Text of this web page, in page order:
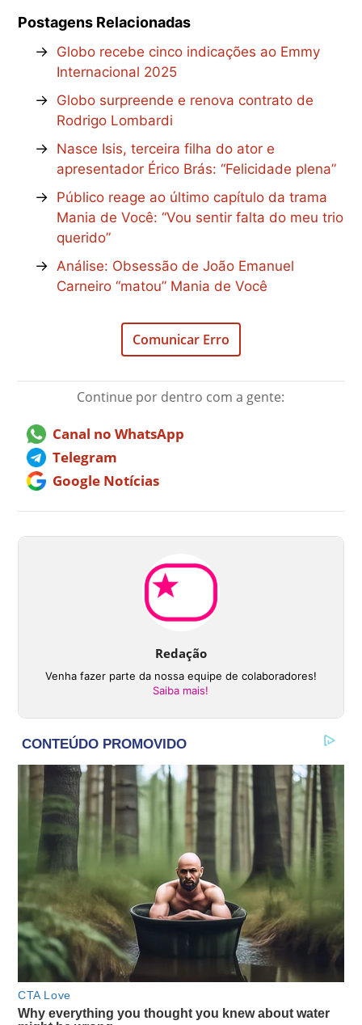
Postagens Relacionadas
→ Globo recebe cinco indicações ao Emmy
Internacional 2025
→ Globo surpreende e renova contrato de
Rodrigo Lombardi
→ Nasce Isis, terceira filha do ator e
apresentador Érico Brás: “Felicidade plena”
→ Público reage ao último capítulo da trama
Mania de Você: “Vou sentir falta do meu trio
querido”
→ Análise: Obsessão de João Emanuel
Carneiro “matou” Mania de Você
Comunicar Erro
Continue por dentro com a gente:
Canal no WhatsApp
Telegram
Google Notícias
Redação
Venha fazer parte da nossa equipe de colaboradores!
Saiba mais!